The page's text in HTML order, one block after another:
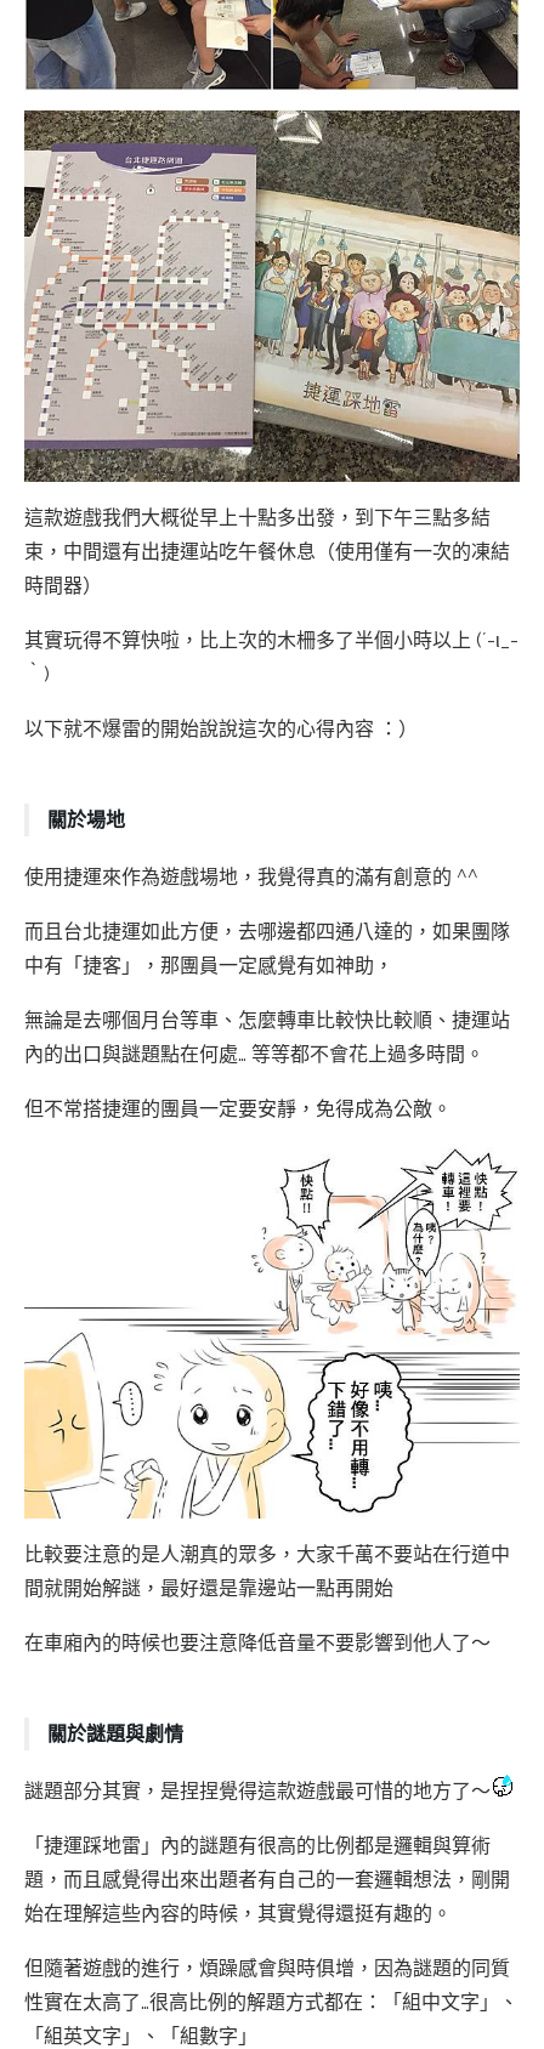
這款遊戲我們大概從早上十點多出發，到下午三點多結
束，中間還有出捷運站吃午餐休息（使用僅有一次的凍結
時間器）
其實玩得不算快啦，比上次的木柵多了半個小時以上 (´-ι_-
｀)
以下就不爆雷的開始說說這次的心得內容 ：）
關於場地
使用捷運來作為遊戲場地，我覺得真的滿有創意的 ^^
而且台北捷運如此方便，去哪邊都四通八達的，如果團隊
中有「捷客」，那團員一定感覺有如神助，
無論是去哪個月台等車、怎麼轉車比較快比較順、捷運站
內的出口與謎題點在何處… 等等都不會花上過多時間。
但不常搭捷運的團員一定要安靜，免得成為公敵。
比較要注意的是人潮真的眾多，大家千萬不要站在行道中
間就開始解謎，最好還是靠邊站一點再開始
在車廂內的時候也要注意降低音量不要影響到他人了～
關於謎題與劇情
謎題部分其實，是捏捏覺得這款遊戲最可惜的地方了～
「捷運踩地雷」內的謎題有很高的比例都是邏輯與算術
題，而且感覺得出來出題者有自己的一套邏輯想法，剛開
始在理解這些內容的時候，其實覺得還挺有趣的。
但隨著遊戲的進行，煩躁感會與時俱增，因為謎題的同質
性實在太高了…很高比例的解題方式都在：「組中文字」、
「組英文字」、「組數字」